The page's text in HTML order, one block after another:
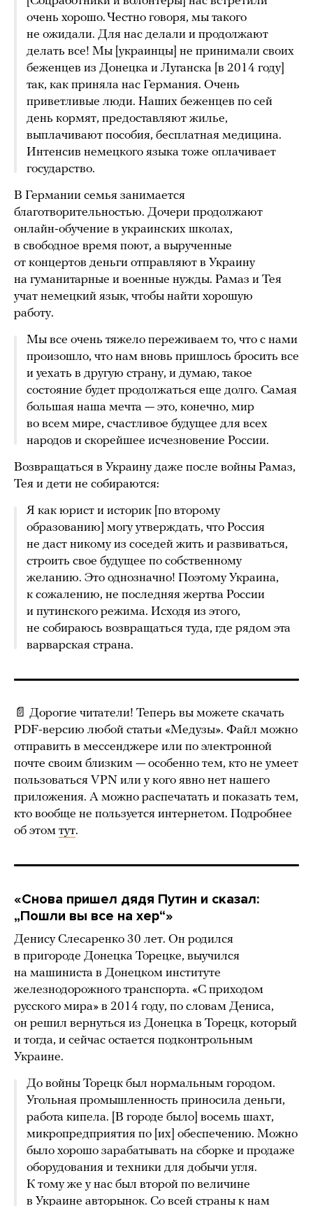
очень хорошо. Честно говоря, мы такого
не ожидали. Для нас делали и продолжают
делать все! Мы [украинцы] не принимали своих
беженцев из Донецка и Луганска [в 2014 году]
так, как приняла нас Германия. Очень
приветливые люди. Наших беженцев по сей
день кормят, предоставляют жилье,
выплачивают пособия, бесплатная медицина.
Интенсив немецкого языка тоже оплачивает
государство.
В Германии семья занимается
благотворительностью. Дочери продолжают
онлайн-обучение в украинских школах,
в свободное время поют, а вырученные
от концертов деньги отправляют в Украину
на гуманитарные и военные нужды. Рамаз и Тея
учат немецкий язык, чтобы найти хорошую
работу.
Мы все очень тяжело переживаем то, что с нами
произошло, что нам вновь пришлось бросить все
и уехать в другую страну, и думаю, такое
состояние будет продолжаться еще долго. Самая
большая наша мечта — это, конечно, мир
во всем мире, счастливое будущее для всех
народов и скорейшее исчезновение России.
Возвращаться в Украину даже после войны Рамаз,
Тея и дети не собираются:
Я как юрист и историк [по второму
образованию] могу утверждать, что Россия
не даст никому из соседей жить и развиваться,
строить свое будущее по собственному
желанию. Это однозначно! Поэтому Украина,
к сожалению, не последняя жертва России
и путинского режима. Исходя из этого,
не собираюсь возвращаться туда, где рядом эта
варварская страна.
📄 Дорогие читатели! Теперь вы можете скачать
PDF-версию любой статьи «Медузы». Файл можно
отправить в мессенджере или по электронной
почте своим близким — особенно тем, кто не умеет
пользоваться VPN или у кого явно нет нашего
приложения. А можно распечатать и показать тем,
кто вообще не пользуется интернетом. Подробнее
об этом тут.
«Снова пришел дядя Путин и сказал:
„Пошли вы все на хер“»
Денису Слесаренко 30 лет. Он родился
в пригороде Донецка Торецке, выучился
на машиниста в Донецком институте
железнодорожного транспорта. «С приходом
русского мира» в 2014 году, по словам Дениса,
он решил вернуться из Донецка в Торецк, который
и тогда, и сейчас остается подконтрольным
Украине.
До войны Торецк был нормальным городом.
Угольная промышленность приносила деньги,
работа кипела. [В городе было] восемь шахт,
микропредприятия по [их] обеспечению. Можно
было хорошо зарабатывать на сборке и продаже
оборудования и техники для добычи угля.
К тому же у нас был второй по величине
в Украине авторынок. Со всей страны к нам